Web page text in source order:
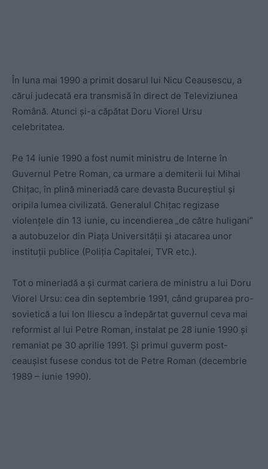
În luna mai 1990 a primit dosarul lui Nicu Ceausescu, a
cărui judecată era transmisă în direct de Televiziunea
Română. Atunci și-a căpătat Doru Viorel Ursu
celebritatea.
Pe 14 iunie 1990 a fost numit ministru de Interne în
Guvernul Petre Roman, ca urmare a demiterii lui Mihai
Chițac, în plină mineriadă care devasta Bucureștiul și
oripila lumea civilizată. Generalul Chițac regizase
violențele din 13 iunie, cu incendierea „de către huligani”
a autobuzelor din Piața Universității și atacarea unor
instituții publice (Poliția Capitalei, TVR etc.).
Tot o mineriadă a și curmat cariera de ministru a lui Doru
Viorel Ursu: cea din septembrie 1991, când gruparea pro-
sovietică a lui Ion Iliescu a îndepărtat guvernul ceva mai
reformist al lui Petre Roman, instalat pe 28 iunie 1990 și
remaniat pe 30 aprilie 1991. Și primul guverm post-
ceaușist fusese condus tot de Petre Roman (decembrie
1989 – iunie 1990).